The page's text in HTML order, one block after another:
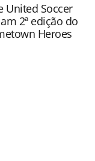
Editora é
direito autoral.
da PANROTAS
United Soccer
2ª edição do
Heroes